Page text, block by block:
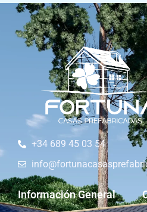
+34 689 45 03 54
Información General